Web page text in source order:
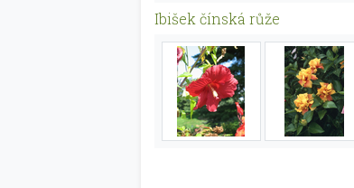
Ibišek čínská růže